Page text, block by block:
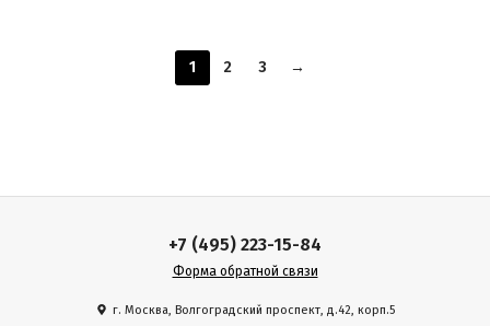
1 2 3 →
+7 (495) 223-15-84
Форма обратной связи
г. Москва, Волгоградский проспект, д.42, корп.5